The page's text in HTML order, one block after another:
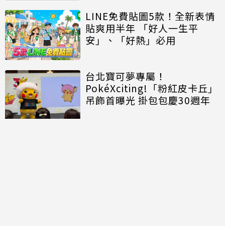
LINE免費貼圖5款！全新表情
貼爽用半年 「好人一生平
安」、「好熱」必用
台北寶可夢專屬！
PokéXciting!「粉紅皮卡丘」
吊飾首曝光 掛包包慶30週年